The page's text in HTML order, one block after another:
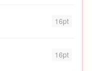
16pt
16pt